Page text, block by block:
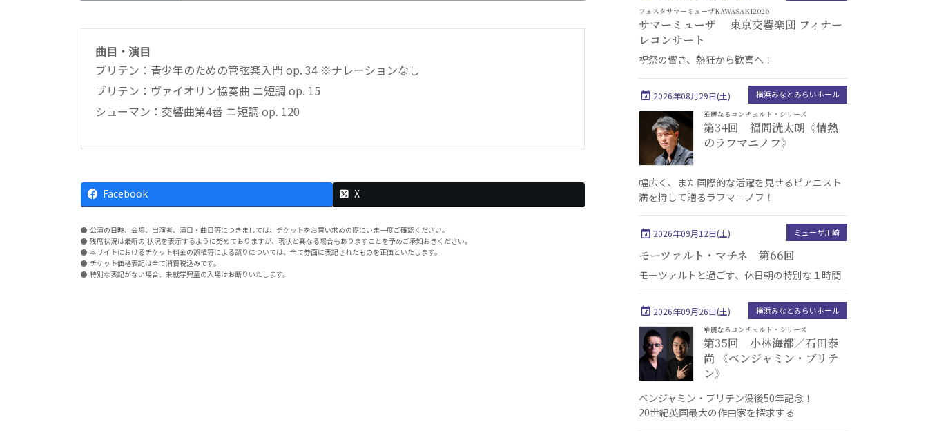
曲目・演目
ブリテン：青少年のための管弦楽入門 op. 34 ※ナレーションなし
ブリテン：ヴァイオリン協奏曲 ニ短調 op. 15
シューマン：交響曲第4番 ニ短調 op. 120
Facebook X
公演の日時、会場、出演者、演目・曲目等につきましては、チケットをお買い求めの際にいま一度ご確認ください。
残席状況は最新のj状況を表示するように努めておりますが、現状と異なる場合もありますことを予めご承知おきください。
本サイトにおけるチケット料金の誤植等による誤りについては、全て券面に表記されたものを正価といたします。
チケット価格表記は全て消費税込みです。
特別な表記がない場合、未就学児童の入場はお断りいたします。
フェスタサマーミューザKAWASAKI2026
サマーミューザ 東京交響楽団 フィナー
レコンサート
祝祭の響き、熱狂から歓喜へ！
2026年08月29日(土) 横浜みなとみらいホール
華麗なるコンチェルト・シリーズ
第34回 福間洸太朗《情熱
のラフマニノフ》
幅広く、また国際的な活躍を見せるピアニスト
満を持して贈るラフマニノフ！
2026年09月12日(土) ミューザ川崎
モーツァルト・マチネ 第66回
モーツァルトと過ごす、休日朝の特別な１時間
2026年09月26日(土) 横浜みなとみらいホール
華麗なるコンチェルト・シリーズ
第35回 小林海都／石田泰
尚 《ベンジャミン・ブリテ
ン》
ベンジャミン・ブリテン没後50年記念！
20世紀英国最大の作曲家を探求する